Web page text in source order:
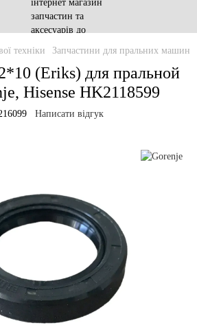
техніки Запчастини для пральних машин
(Eriks) для пральной
Hisense HK2118599
Написати відгук